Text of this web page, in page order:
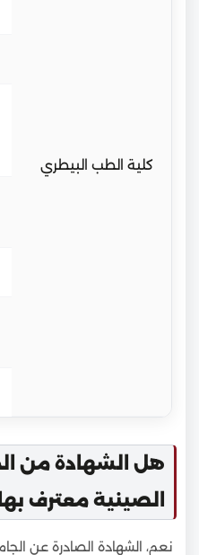
كلية الطب البيطري
هل الشهادة من
الصينية معترف
نعم، الشهادة الصادرة عن